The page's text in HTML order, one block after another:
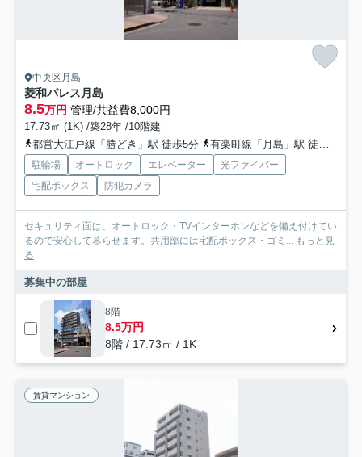
中央区月島
菱和パレス月島
8.5万円 管理/共益費8,000円
17.73㎡ (1K) /築28年 /10階建
都営大江戸線「勝どき」駅 徒歩5分
有楽町線「月島」駅 徒歩10分
駐輪場 オートロック エレベーター
光ファイバー
宅配ボックス
防犯カメラ
セキュリティ面は、オートロック・TVインターホンなどを備え付けてい
るので安心して暮らせます。共用部には宅配ボックス・ゴミ... もっと見
る
募集中の部屋
8階
8.5万円
8階 / 17.73㎡ / 1K
賃貸マンション